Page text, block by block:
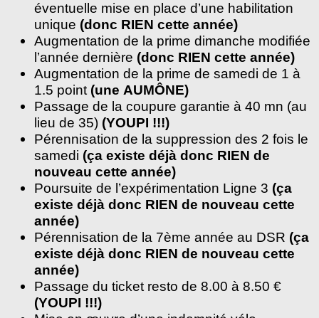
éventuelle mise en place d’une habilitation
unique (donc RIEN cette année)
Augmentation de la prime dimanche modifiée
l’année dernière (donc RIEN cette année)
Augmentation de la prime de samedi de 1 à
1.5 point (une AUMÔNE)
Passage de la coupure garantie à 40 mn (au
lieu de 35) (YOUPI !!!)
Pérennisation de la suppression des 2 fois le
samedi (ça existe déjà donc RIEN de
nouveau cette année)
Poursuite de l’expérimentation Ligne 3 (ça
existe déjà donc RIEN de nouveau cette
année)
Pérennisation de la 7ème année au DSR (ça
existe déjà donc RIEN de nouveau cette
année)
Passage du ticket resto de 8.00 à 8.50 €
(YOUPI !!!)